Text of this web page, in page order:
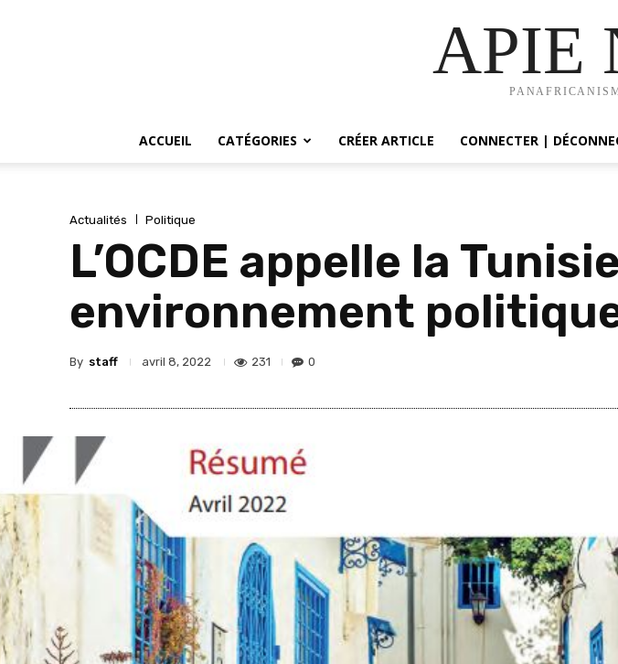
APIE
ACCUEIL CATÉGORIES CRÉER ARTICLE CONNECTER |
Actualités Politique
L’OCDE appelle la
environnement
By staff avril 8, 2022 231 0